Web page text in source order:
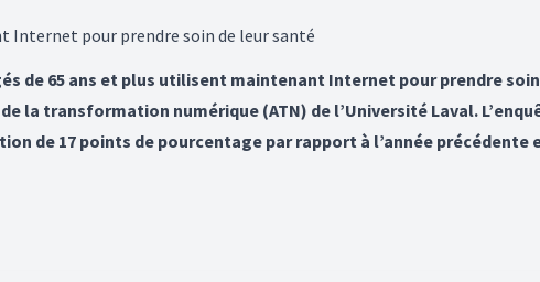
Internet pour prendre soin de leur santé
de 65 ans et plus utilisent maintenant Internet pour prendre
la transformation numérique (ATN) de l’Université Laval.
de 17 points de pourcentage par rapport à l’année